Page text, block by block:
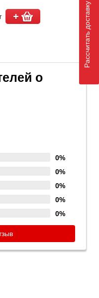
о
0%
0%
0%
0%
0%
Рассчитать доставку